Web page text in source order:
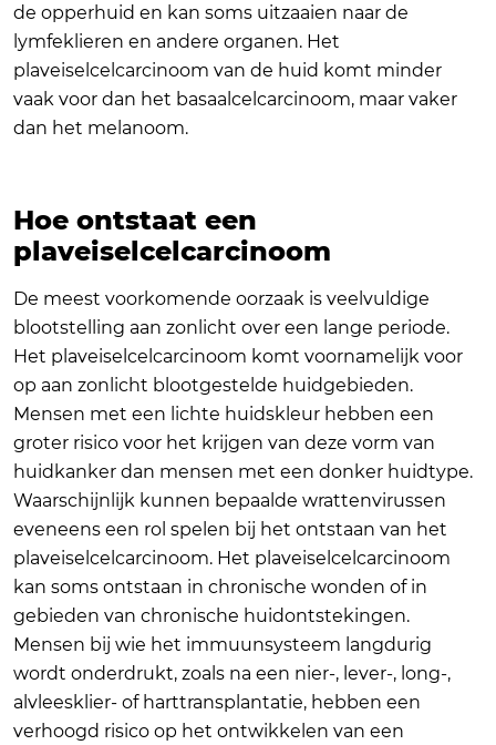
de opperhuid en kan soms uitzaaien naar de
lymfeklieren en andere organen. Het
plaveiselcelcarcinoom van de huid komt minder
vaak voor dan het basaalcelcarcinoom, maar vaker
dan het melanoom.
Hoe ontstaat een
plaveiselcelcarcinoom
De meest voorkomende oorzaak is veelvuldige
blootstelling aan zonlicht over een lange periode.
Het plaveiselcelcarcinoom komt voornamelijk voor
op aan zonlicht blootgestelde huidgebieden.
Mensen met een lichte huidskleur hebben een
groter risico voor het krijgen van deze vorm van
huidkanker dan mensen met een donker huidtype.
Waarschijnlijk kunnen bepaalde wrattenvirussen
eveneens een rol spelen bij het ontstaan van het
plaveiselcelcarcinoom. Het plaveiselcelcarcinoom
kan soms ontstaan in chronische wonden of in
gebieden van chronische huidontstekingen.
Mensen bij wie het immuunsysteem langdurig
wordt onderdrukt, zoals na een nier-, lever-, long-,
alvleesklier- of harttransplantatie, hebben een
verhoogd risico op het ontwikkelen van een